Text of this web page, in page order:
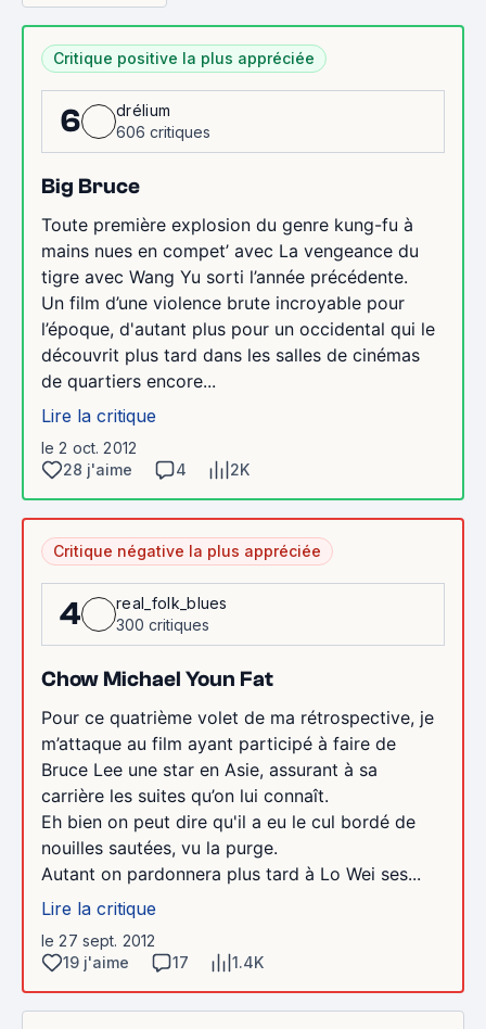
Critique positive la plus appréciée
6
drélium
606 critiques
Big Bruce
Toute première explosion du genre kung-fu à
mains nues en compet’ avec La vengeance du
tigre avec Wang Yu sorti l’année précédente.
Un film d’une violence brute incroyable pour
l’époque, d'autant plus pour un occidental qui le
découvrit plus tard dans les salles de cinémas
de quartiers encore...
Lire la critique
le 2 oct. 2012
28 j'aime
4 2K
Critique négative la plus appréciée
4
real_folk_blues
300 critiques
Chow Michael Youn Fat
Pour ce quatrième volet de ma rétrospective, je
m’attaque au film ayant participé à faire de
Bruce Lee une star en Asie, assurant à sa
carrière les suites qu’on lui connaît.
Eh bien on peut dire qu'il a eu le cul bordé de
nouilles sautées, vu la purge.
Autant on pardonnera plus tard à Lo Wei ses...
Lire la critique
le 27 sept. 2012
19 j'aime
17 1.4K